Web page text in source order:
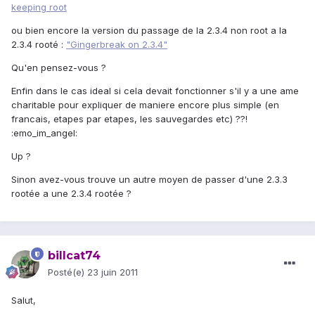
keeping root
ou bien encore la version du passage de la 2.3.4 non root a la
2.3.4 rooté : "Gingerbreak on 2.3.4"
Qu'en pensez-vous ?
Enfin dans le cas ideal si cela devait fonctionner s'il y a une ame
charitable pour expliquer de maniere encore plus simple (en
francais, etapes par etapes, les sauvegardes etc) ??!
:emo_im_angel:
Up ?
Sinon avez-vous trouve un autre moyen de passer d'une 2.3.3
rootée a une 2.3.4 rootée ?
billcat74
Posté(e) 23 juin 2011
Salut,